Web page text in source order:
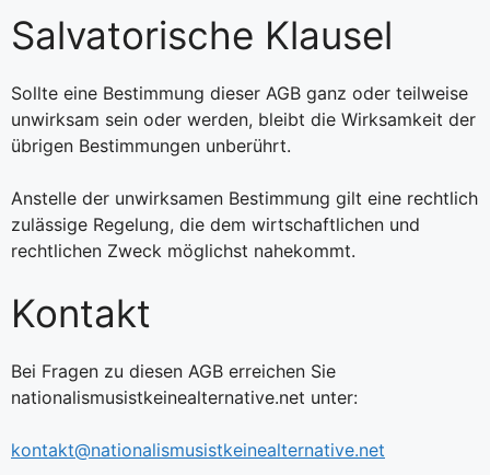
Salvatorische Klausel
Sollte eine Bestimmung dieser AGB ganz oder teilweise
unwirksam sein oder werden, bleibt die Wirksamkeit der
übrigen Bestimmungen unberührt.
Anstelle der unwirksamen Bestimmung gilt eine rechtlich
zulässige Regelung, die dem wirtschaftlichen und
rechtlichen Zweck möglichst nahekommt.
Kontakt
Bei Fragen zu diesen AGB erreichen Sie
nationalismusistkeinealternative.net unter:
kontakt@nationalismusistkeinealternative.net